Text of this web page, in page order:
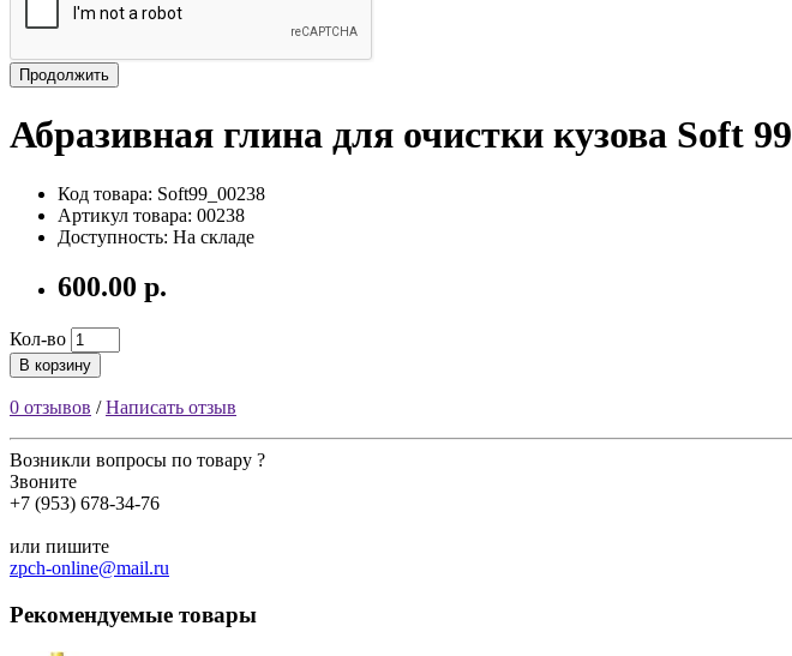
Продолжить
Абразивная глина для очистки кузова Soft 99
Код товара: Soft99_00238
Артикул товара: 00238
Доступность: На складе
600.00 р.
Кол-во
В корзину
0 отзывов /Написать отзыв
Возникли вопросы по товару ?
Звоните
+7 (953) 678-34-76
или пишите
zpch-online@mail.ru
Рекомендуемые товары